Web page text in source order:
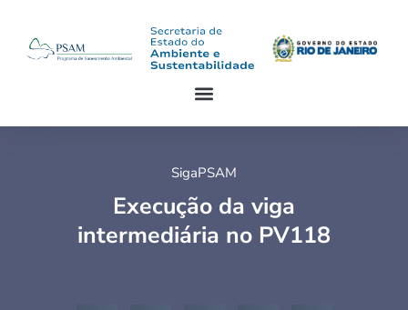
SigaPSAM
Execução da viga
intermediária no PV118